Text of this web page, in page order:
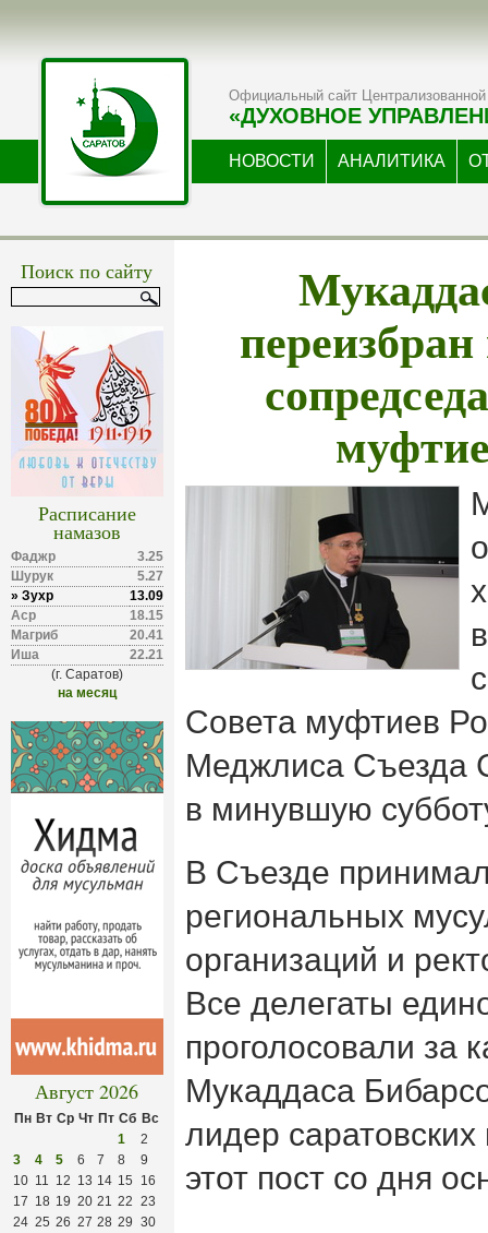
Официальный сайт Централизованной
«ДУХОВНОЕ
НОВОСТИ АНАЛИТИКА
Поиск по сайту
Расписание
намазов
Фаджр
3.25
Шурук
5.27
» Зухр
13.09
Аср
18.15
Магриб
20.41
Иша
22.21
(г. Саратов)
на месяц
Август 2026
Пн Вт Ср Чт Пт Сб Вс
1
2
3
4 5 6 7 8
9
10 11 12 13 14 15
16
17 18 19 20 21 22 23
24 25 26 27 28 29 30
Совета муфтиев
Меджлиса Съезда
в минувшую
В Съезде
региональных
организаций и
Все делегаты
проголосовали за
Мукаддаса
лидер
этот пост со дня